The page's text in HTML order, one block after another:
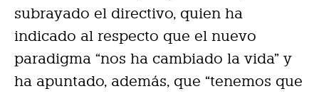
subrayado el directivo, quien ha
indicado al respecto que el nuevo
paradigma “nos ha cambiado la vida” y
ha apuntado, además, que “tenemos que